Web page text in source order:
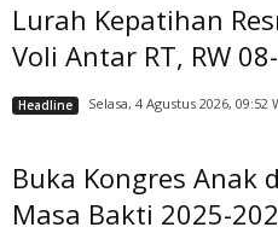
Lurah Kepatihan
Voli Antar RT, RW
Headline Selasa, 4 Agustus 2026, 09:52
Buka Kongres Anak
Masa Bakti 2025-